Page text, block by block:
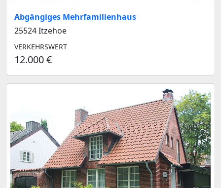
Abgängiges Mehrfamilienhaus
25524 Itzehoe
VERKEHRSWERT
12.000 €